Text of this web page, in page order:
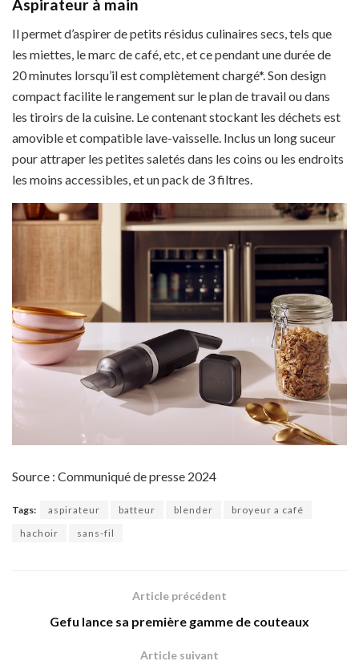
Aspirateur à main
Il permet d’aspirer de petits résidus culinaires secs, tels que
les miettes, le marc de café, etc, et ce pendant une durée de
20 minutes lorsqu’il est complètement chargé*. Son design
compact facilite le rangement sur le plan de travail ou dans
les tiroirs de la cuisine. Le contenant stockant les déchets est
amovible et compatible lave-vaisselle. Inclus un long suceur
pour attraper les petites saletés dans les coins ou les endroits
les moins accessibles, et un pack de 3 filtres.
Source : Communiqué de presse 2024
Tags: aspirateur batteur blender
broyeur a café
hachoir
sans-fil
Article précédent
Gefu lance sa première gamme de couteaux
Article suivant